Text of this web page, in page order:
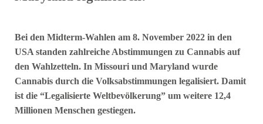
Bei den Midterm-Wahlen am 8. November 2022 in den
USA standen zahlreiche Abstimmungen zu Cannabis auf
den Wahlzetteln. In Missouri und Maryland wurde
Cannabis durch die Volksabstimmungen legalisiert. Damit
ist die “Legalisierte Weltbevölkerung” um weitere 12,4
Millionen Menschen gestiegen.